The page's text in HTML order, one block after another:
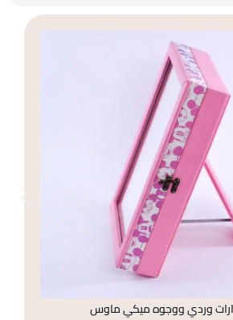
وردي ووجوه ميكي ماوس